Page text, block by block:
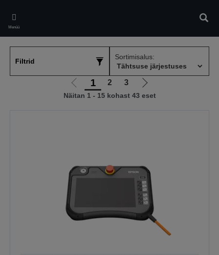
main
content
Menüü
Filtrid
Sortimisalus:
Liigu
eelmisele
1 2 3
Liigu
järgmisele
Näitan 1 - 15 kohast 43 eset